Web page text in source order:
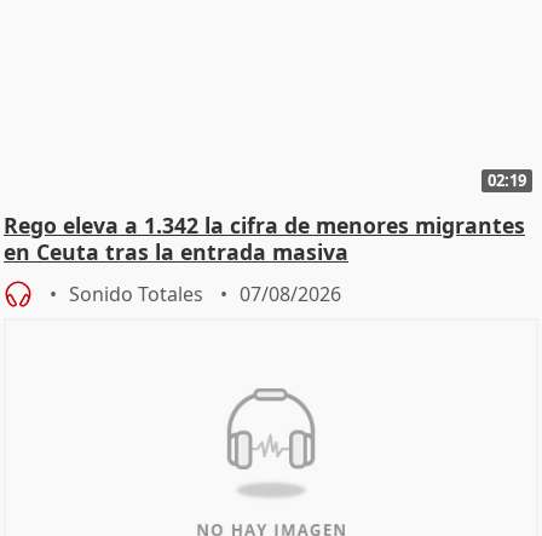
02:19
Rego eleva a 1.342 la cifra de menores migrantes
en Ceuta tras la entrada masiva
Sonido Totales 07/08/2026